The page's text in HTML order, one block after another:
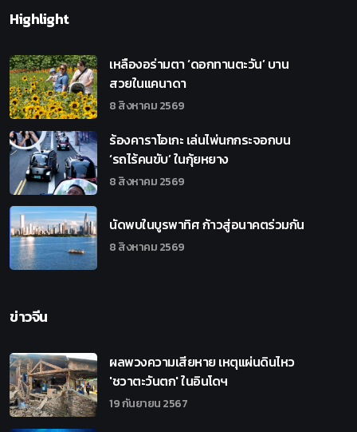
Highlight
เหลืองอร่ามตา ‘ดอกทานตะวัน’ บาน
สวยในแคนาดา
8 สิงหาคม 2569
ร้องคาราโอเกะ เล่นไพ่นกกระจอกบน
‘รถไร้คนขับ’ ในกุ้ยหยาง
8 สิงหาคม 2569
นัดพบในบูรพาทิศ ก้าวสู่อนาคตร่วมกัน
8 สิงหาคม 2569
ข่าวจีน
ผลพวงความเสียหาย เหตุแผ่นดินไหว
'ชวาตะวันตก' ในอินโดฯ
19 กันยายน 2567